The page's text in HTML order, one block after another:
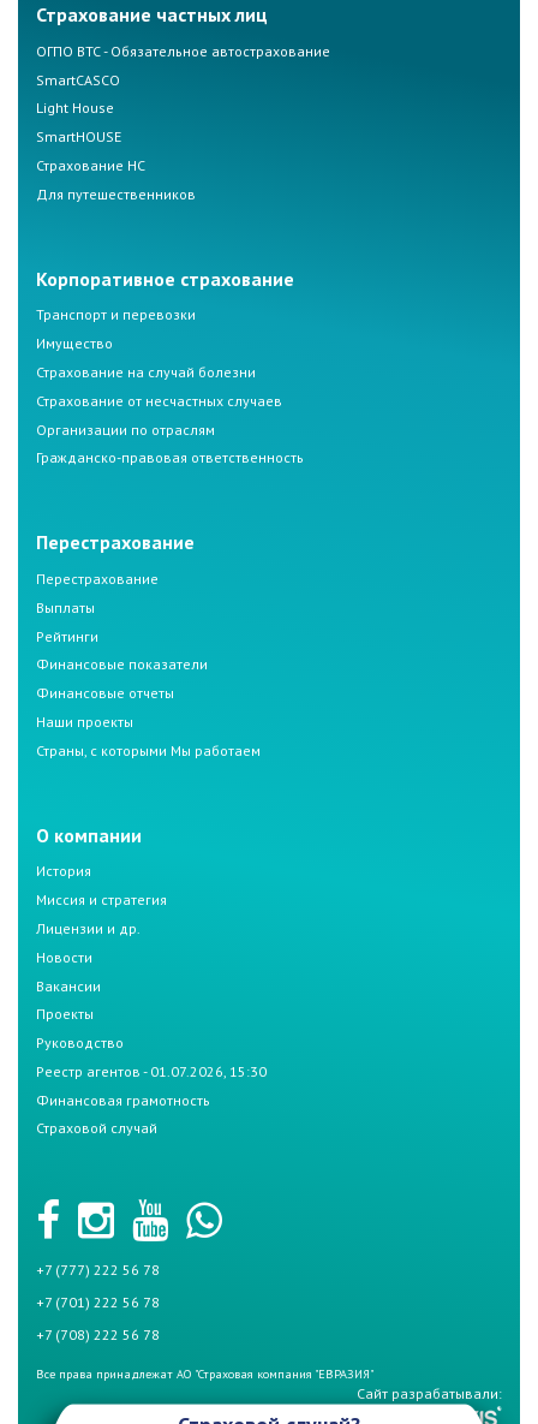
Страхование частных лиц
ОГПО ВТС - Обязательное автострахование
SmartCASCO
Light House
SmartHOUSE
Страхование НС
Для путешественников
Корпоративное страхование
Транспорт и перевозки
Имущество
Страхование на случай болезни
Страхование от несчастных случаев
Организации по отраслям
Гражданско-правовая ответственность
Перестрахование
Перестрахование
Выплаты
Рейтинги
Финансовые показатели
Финансовые отчеты
Наши проекты
Страны, с которыми Мы работаем
О компании
История
Миссия и стратегия
Лицензии и др.
Новости
Вакансии
Проекты
Руководство
Реестр агентов - 01.07.2026, 15:30
Финансовая грамотность
Страховой случай
+7 (777) 222 56 78
+7 (701) 222 56 78
+7 (708) 222 56 78
Все права принадлежат АО "Страховая компания "ЕВРАЗИЯ"
Сайт разрабатывали: